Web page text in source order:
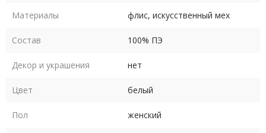
46
50
54
Длина платья по
Материалы флис, искусственный мех
Состав 100% ПЭ
Декор и украшения нет
Цвет белый
Пол женский